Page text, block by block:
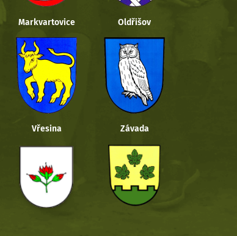
Markvartovice Oldřišov
Vřesina Závada